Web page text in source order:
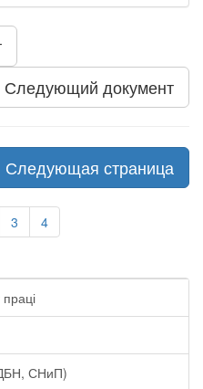
Следующий документ
Следующая страница
3 4
СНиП)